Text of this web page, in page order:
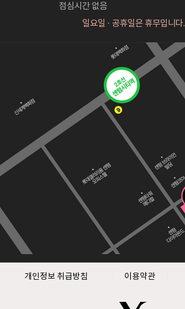
점심시간 없음
일요일 · 공휴일은 휴무입니다.
개인정보 취급방침 이용약관